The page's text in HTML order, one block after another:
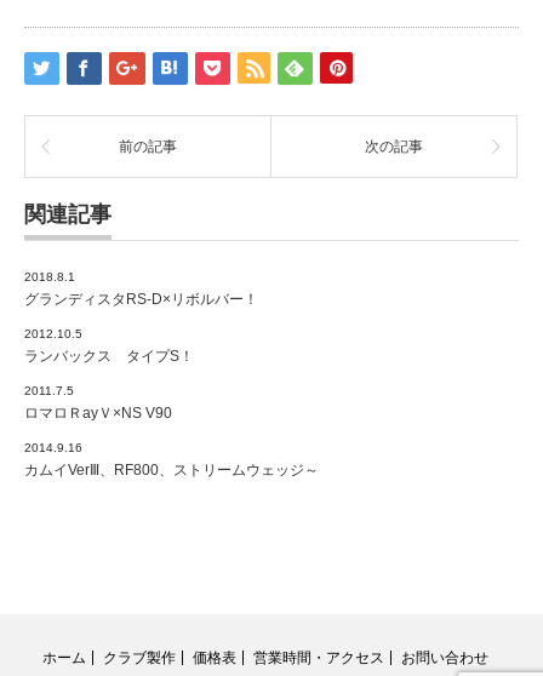
前の記事 次の記事
関連記事
2018.8.1
グランディスタRS-D×リボルバー！
2012.10.5
ランバックス タイプS！
2011.7.5
ロマロＲayＶ×NS V90
2014.9.16
カムイVerⅢ、RF800、ストリームウェッジ～
ホーム クラブ製作 価格表 営業時間・アクセス お問い合わせ